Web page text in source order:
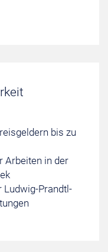
bis zu
Arbeiten in der
Ludwig-Prandtl-